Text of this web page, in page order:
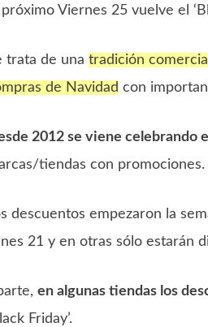
próximo Viernes 25 vuelve el
trata de una tradición
de Navidad con
2012 se viene celebrando
tiendas con promociones.
descuentos empezaron la
21 y en otras sólo estarán
en algunas tiendas los
Friday’.